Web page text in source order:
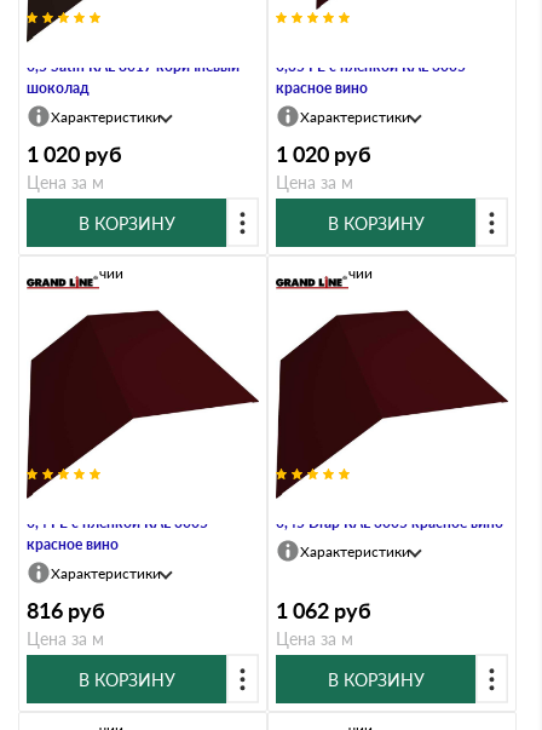
Планка конька плоского 190х190
0,5 Satin RAL 8017 коричневый
шоколад
Характеристики
1 020 руб
Цена за м
В КОРЗИНУ
0,35 PE с пленкой RAL 3005
красное вино
Характеристики
1 020 руб
Цена за м
В КОРЗИНУ
Планка конька плоского 190х190
0,4 PE с пленкой RAL 3005
красное вино
В наличии
Характеристики
816 руб
Цена за м
В КОРЗИНУ
Планка конька плоского 190х190
0,45 Drap RAL 3005 красное вино
В наличии
Характеристики
1 062 руб
Цена за м
В КОРЗИНУ